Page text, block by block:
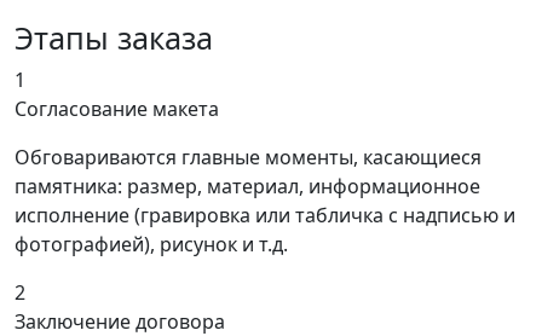
Этапы заказа
1
Согласование макета
Обговариваются главные моменты, касающиеся
памятника: размер, материал, информационное
исполнение (гравировка или табличка с надписью и
фотографией), рисунок и т.д.
2
Заключение договора